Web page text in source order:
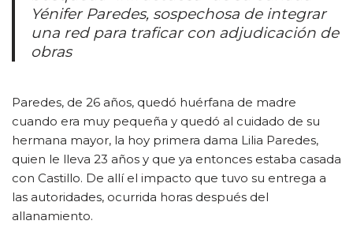
Yénifer Paredes, sospechosa de integrar
una red para traficar con adjudicación de
obras
Paredes, de 26 años, quedó huérfana de madre
cuando era muy pequeña y quedó al cuidado de su
hermana mayor, la hoy primera dama Lilia Paredes,
quien le lleva 23 años y que ya entonces estaba casada
con Castillo. De allí el impacto que tuvo su entrega a
las autoridades, ocurrida horas después del
allanamiento.